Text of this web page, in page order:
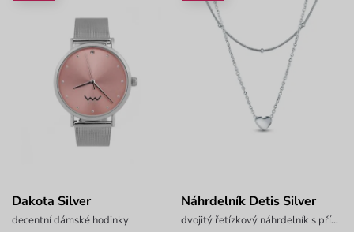
Dakota Silver
decentní dámské hodinky
Náhrdelník Detis Silver
dvojitý řetízkový náhrdelník s přívěskem